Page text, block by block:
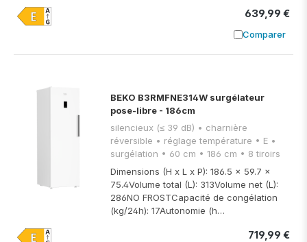
639,99 €
Comparer
Ajouter à
BEKO B3RMFNE314W surgélateur
pose-libre - 186cm
silencieux (≤ 39 dB) • charnière
réversible • réglage température • E •
surgélation • 60 cm • 186 cm • 8 tiroirs
Dimensions (H x L x P): 186.5 x 59.7 x
75.4Volume total (L): 313Volume net (L):
286NO FROSTCapacité de congélation
(kg/24h): 17Autonomie (h…
719,99 €